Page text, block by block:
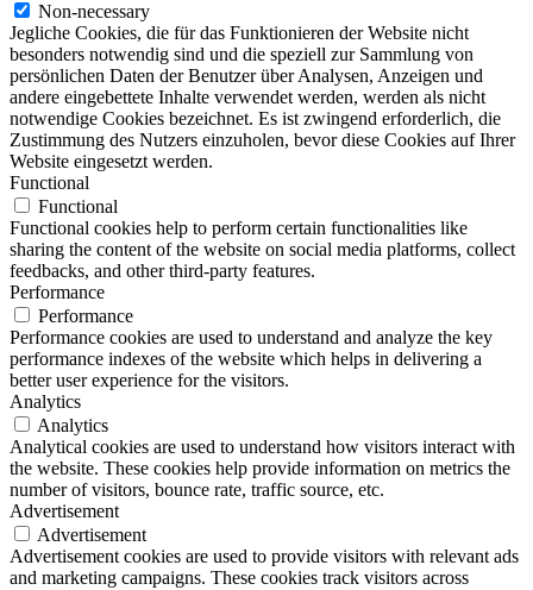
Non-necessary
Jegliche Cookies, die für das Funktionieren der Website nicht
besonders notwendig sind und die speziell zur Sammlung von
persönlichen Daten der Benutzer über Analysen, Anzeigen und
andere eingebettete Inhalte verwendet werden, werden als nicht
notwendige Cookies bezeichnet. Es ist zwingend erforderlich, die
Zustimmung des Nutzers einzuholen, bevor diese Cookies auf Ihrer
Website eingesetzt werden.
Functional
Functional
Functional cookies help to perform certain functionalities like
sharing the content of the website on social media platforms, collect
feedbacks, and other third-party features.
Performance
Performance
Performance cookies are used to understand and analyze the key
performance indexes of the website which helps in delivering a
better user experience for the visitors.
Analytics
Analytics
Analytical cookies are used to understand how visitors interact with
the website. These cookies help provide information on metrics the
number of visitors, bounce rate, traffic source, etc.
Advertisement
Advertisement
Advertisement cookies are used to provide visitors with relevant ads
and marketing campaigns. These cookies track visitors across